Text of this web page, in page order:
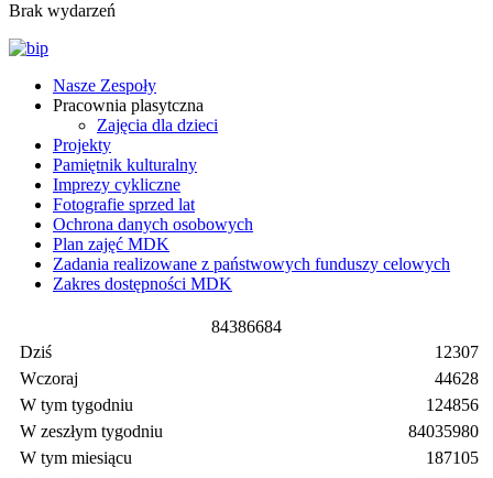
Brak wydarzeń
Nasze Zespoły
Pracownia plasytczna
Zajęcia dla dzieci
Projekty
Pamiętnik kulturalny
Imprezy cykliczne
Fotografie sprzed lat
Ochrona danych osobowych
Plan zajęć MDK
Zadania realizowane z państwowych funduszy celowych
Zakres dostępności MDK
84386684
Dziś
Wczoraj
W tym tygodniu
W zeszłym tygodniu
W tym miesiącu
12307
44628
124856
84035980
187105